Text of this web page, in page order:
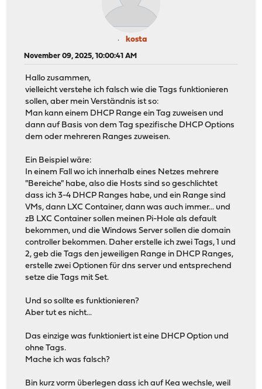
kosta
November 09, 2025, 10:00:41 AM
Hallo zusammen,
vielleicht verstehe ich falsch wie die Tags funktionieren
sollen, aber mein Verständnis ist so:
Man kann einem DHCP Range ein Tag zuweisen und
dann auf Basis von dem Tag spezifische DHCP Options
dem oder mehreren Ranges zuweisen.
Ein Beispiel wäre:
In einem Fall wo ich innerhalb eines Netzes mehrere
"Bereiche" habe, also die Hosts sind so geschlichtet
dass ich 3-4 DHCP Ranges habe, und ein Range sind
VMs, dann LXC Container, dann was auch immer... und
zB LXC Container sollen meinen Pi-Hole als default
bekommen, und die Windows Server sollen die domain
controller bekommen. Daher erstelle ich zwei Tags, 1 und
2, geb die Tags den jeweiligen Range in DHCP Ranges,
erstelle zwei Optionen für dns server und entsprechend
setze die Tags mit Set.
Und so sollte es funktionieren?
Aber tut es nicht...
Das einzige was funktioniert ist eine DHCP Option und
ohne Tags.
Mache ich was falsch?
Bin kurz vorm überlegen dass ich auf Kea wechsle, weil